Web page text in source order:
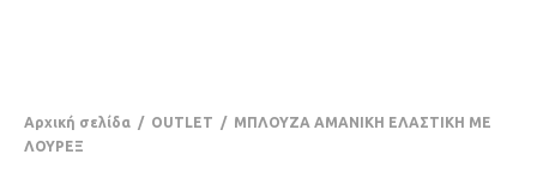
Αρχική σελίδα / OUTLET / ΜΠΛΟΥΖΑ ΑΜΑΝΙΚΗ ΕΛΑΣΤΙΚΗ ΜΕ
ΛΟΥΡΕΞ